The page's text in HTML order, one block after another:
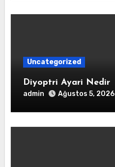
Uncategorized
Diyoptri Ayari Nedir
admin Ağustos 5, 2026